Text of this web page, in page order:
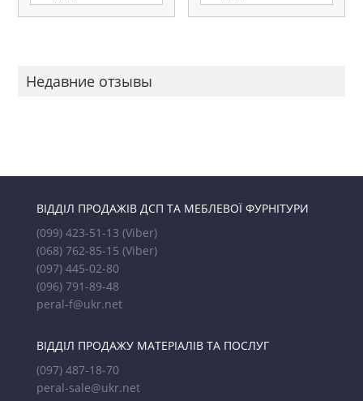
Недавние отзывы
ВІДДІЛ ПРОДАЖІВ ДСП ТА МЕБЛЕВОЇ ФУРНІТУРИ
(099) 423-51-13 (Viber)
(068) 762-85-15 (Viber)
(097) 445-02-80
(096) 791-89-48
peral-f@ukr.net
ВІДДІЛ ПРОДАЖУ МАТЕРІАЛІВ ТА ПОСЛУГ
(097) 487-18-70
peral-sale@ukr.net